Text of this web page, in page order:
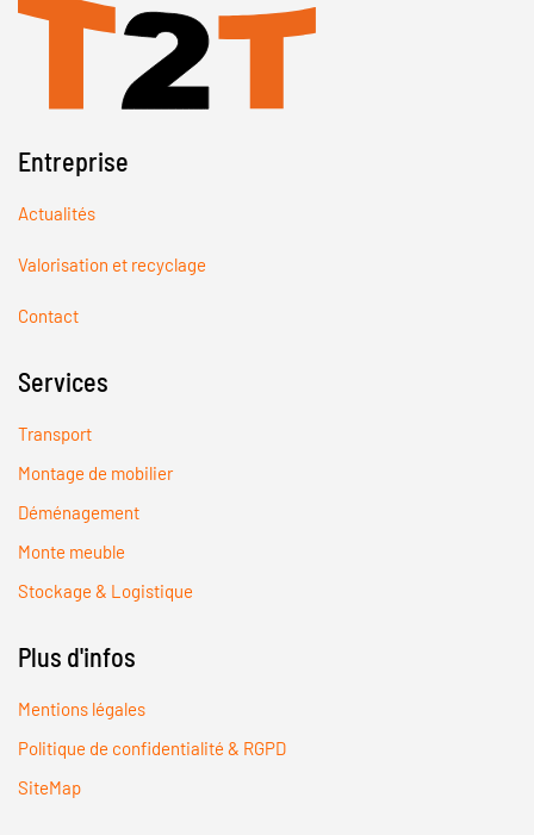
Entreprise
Actualités
Valorisation et recyclage
Contact
Services
Transport
Montage de mobilier
Déménagement
Monte meuble
Stockage & Logistique
Plus d'infos
Mentions légales
Politique de confidentialité & RGPD
SiteMap